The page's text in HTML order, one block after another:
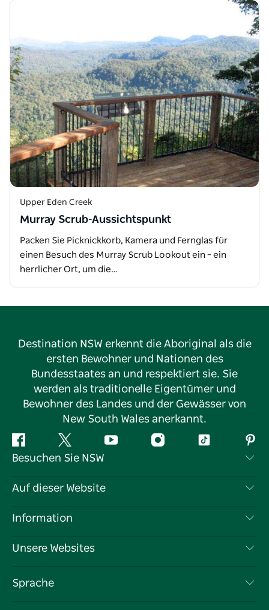
Upper Eden Creek
Murray Scrub-Aussichtspunkt
Packen Sie Picknickkorb, Kamera und Fernglas für
einen Besuch des Murray Scrub Lookout ein – ein
herrlicher Ort, um die…
Destination NSW erkennt die Aboriginal als die
ersten Bewohner und Nationen des
Bundesstaates an und respektiert sie. Sie
werden als traditionelle Eigentümer und
Bewohner des Landes und der Gewässer von
New South Wales anerkannt.
Facebook Twitter YouTube InstagramTikTok
Besuchen Sie NSW
Kontaktieren Sie uns
Cookie-Hinweis
Auf dieser Website
Reiseziele
Veranstaltungen
Information
Reiseinformationen
Unternehmen in NSW
Unsere Websites
Sprache